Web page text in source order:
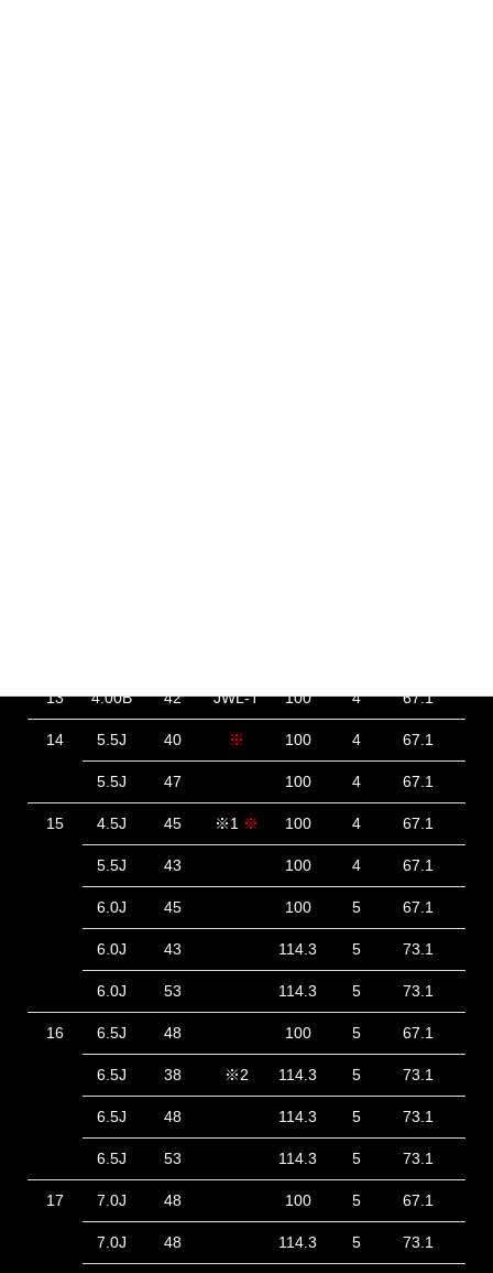
13 4.00B 42 JWL-T 100 4 67.1 30
14 5.5J 40 ※ 100 4 67.1
5.5J 47 100 4 67.1
15 4.5J 45 ※1 ※ 100 4 67.1
5.5J 43 100 4 67.1
6.0J 45 100 5 67.1
6.0J 43 114.3 5 73.1
6.0J 53 114.3 5 73.1
16 6.5J 48 100 5 67.1
6.5J 38 ※2 114.3 5 73.1
6.5J 48 114.3 5 73.1
6.5J 53 114.3 5 73.1
17 7.0J 48 100 5 67.1
7.0J 48 114.3 5 73.1